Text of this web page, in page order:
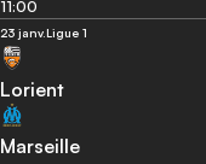
11:00
23 janv.Ligue 1
Lorient
Marseille